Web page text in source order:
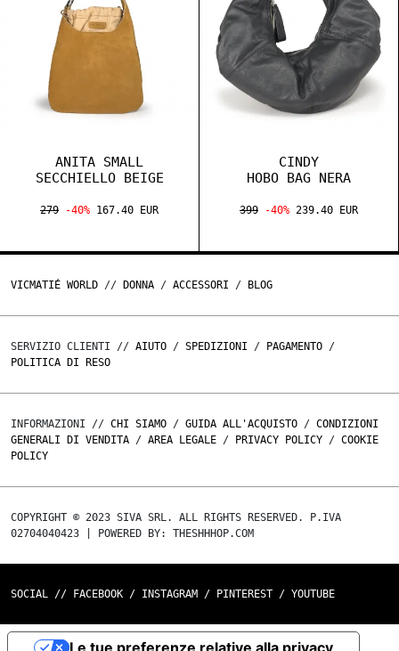
ANITA SMALL
SECCHIELLO BEIGE
279 -40% 167.40 EUR
CINDY
HOBO BAG NERA
399 -40% 239.40 EUR
VICMATIÉ WORLD // DONNA / ACCESSORI / BLOG
SERVIZIO CLIENTI // AIUTO / SPEDIZIONI / PAGAMENTO /
POLITICA DI RESO
INFORMAZIONI // CHI SIAMO / GUIDA ALL'ACQUISTO / CONDIZIONI
GENERALI DI VENDITA / AREA LEGALE / PRIVACY POLICY / COOKIE
POLICY
COPYRIGHT © 2023 SIVA SRL. ALL RIGHTS RESERVED. P.IVA
02704040423 | POWERED BY: THESHHHOP.COM
SOCIAL // FACEBOOK / INSTAGRAM / PINTEREST / YOUTUBE
Le tue preferenze relative alla privacy